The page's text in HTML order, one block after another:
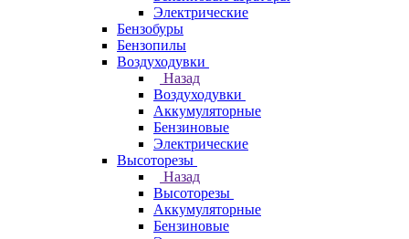
Электрические
Бензобуры
Бензопилы
Воздуходувки
Назад
Воздуходувки
Аккумуляторные
Бензиновые
Электрические
Высоторезы
Назад
Высоторезы
Аккумуляторные
Бензиновые